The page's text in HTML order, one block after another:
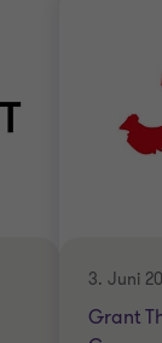
RETAIL
3. Juni
Grant